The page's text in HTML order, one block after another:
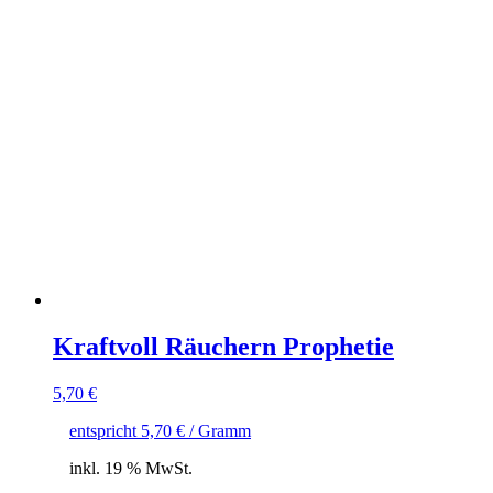
Kraftvoll Räuchern Prophetie
5,70 €
entspricht 5,70 € / Gramm
inkl. 19 % MwSt.